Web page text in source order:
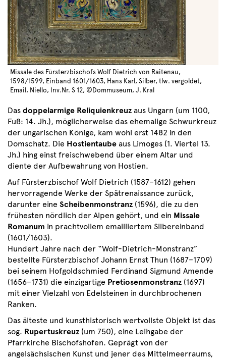
Missale des Fürsterzbischofs Wolf Dietrich von Raitenau,
1598/1599, Einband 1601/1603, Hans Karl, Silber, tlw. vergoldet,
Email, Niello, Inv.Nr. S 12, ©Dommuseum, J. Kral
Das doppelarmige Reliquienkreuz aus Ungarn (um 1100,
Fuß: 14. Jh.), möglicherweise das ehemalige Schwurkreuz
der ungarischen Könige, kam wohl erst 1482 in den
Domschatz. Die Hostientaube aus Limoges (1. Viertel 13.
Jh.) hing einst freischwebend über einem Altar und
diente der Aufbewahrung von Hostien.
Auf Fürsterzbischof Wolf Dietrich (1587–1612) gehen
hervorragende Werke der Spätrenaissance zurück,
darunter eine Scheibenmonstranz (1596), die zu den
frühesten nördlich der Alpen gehört, und ein Missale
Romanum in prachtvollem emailliertem Silbereinband
(1601/1603).
Hundert Jahre nach der “Wolf-Dietrich-Monstranz”
bestellte Fürsterzbischof Johann Ernst Thun (1687–1709)
bei seinem Hofgoldschmied Ferdinand Sigmund Amende
(1656–1731) die einzigartige Pretiosenmonstranz (1697)
mit einer Vielzahl von Edelsteinen in durchbrochenen
Ranken.
Das älteste und kunsthistorisch wertvollste Objekt ist das
sog. Rupertuskreuz (um 750), eine Leihgabe der
Pfarrkirche Bischofshofen. Geprägt von der
angelsächsischen Kunst und jener des Mittelmeerraums,